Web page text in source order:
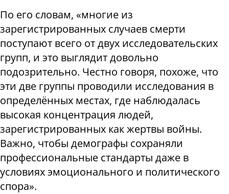
По его словам, «многие из
зарегистрированных случаев смерти
поступают всего от двух исследовательских
групп, и это выглядит довольно
подозрительно. Честно говоря, похоже, что
эти две группы проводили исследования в
определённых местах, где наблюдалась
высокая концентрация людей,
зарегистрированных как жертвы войны.
Важно, чтобы демографы сохраняли
профессиональные стандарты даже в
условиях эмоционального и политического
спора».